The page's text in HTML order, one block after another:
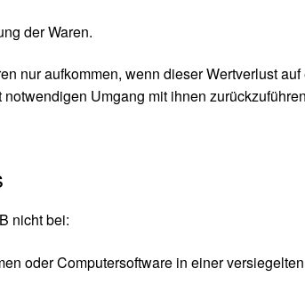
der Waren.
nur aufkommen, wenn dieser Wertverlust
Umgang mit ihnen
nicht bei:
oder Computersoftware in einer